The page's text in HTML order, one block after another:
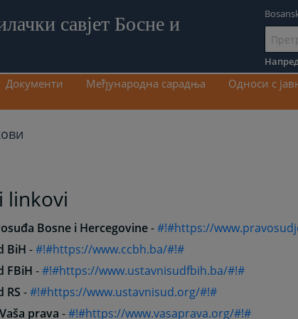
савјет Босне и
Иди
на
Документи Међународна сарадња Односи с
linkovi
Bosne i Hercegovine-#!#https://
BiH -#!#https://www.ccbh.ba/#!#
FBiH -#!#https://www.ustavnisudfbih.ba/#!#
RS -#!#https://www.ustavnisud.org/#!#
prava -#!#https://www.vasaprava.org/#!#